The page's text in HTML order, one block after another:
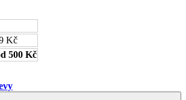
Kč
500 Kč